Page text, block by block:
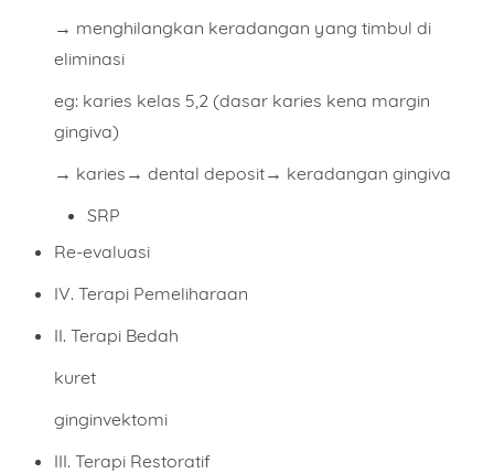
→ menghilangkan keradangan yang timbul di
eliminasi
eg: karies kelas 5,2 (dasar karies kena margin
gingiva)
→ karies→ dental deposit→ keradangan gingiva
SRP
Re-evaluasi
IV. Terapi Pemeliharaan
II. Terapi Bedah
kuret
ginginvektomi
III. Terapi Restoratif